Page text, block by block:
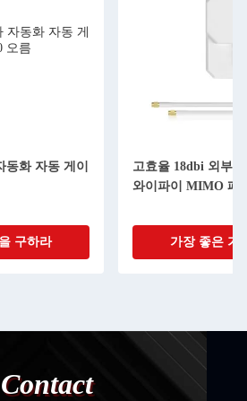
동화 자동 게이
구하라
고효율 18dbi 외부
와이파이 MIMO 패
가장 좋은 가
Contact